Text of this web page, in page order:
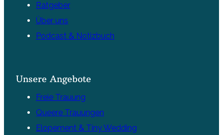
Ratgeber
Über uns
Podcast & Notizbuch
Unsere Angebote
Freie Trauung
Queere Trauungen
Elopement & Tiny Wedding